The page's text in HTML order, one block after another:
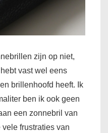
zijn op niet,
vast wel eens
brillenhoofd heeft. Ik
ben ik ook geen
een zonnebril van
frustraties van